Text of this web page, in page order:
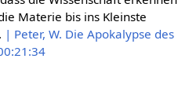
Materie bis ins Kleinste
| Peter, W. Die Apokalypse des